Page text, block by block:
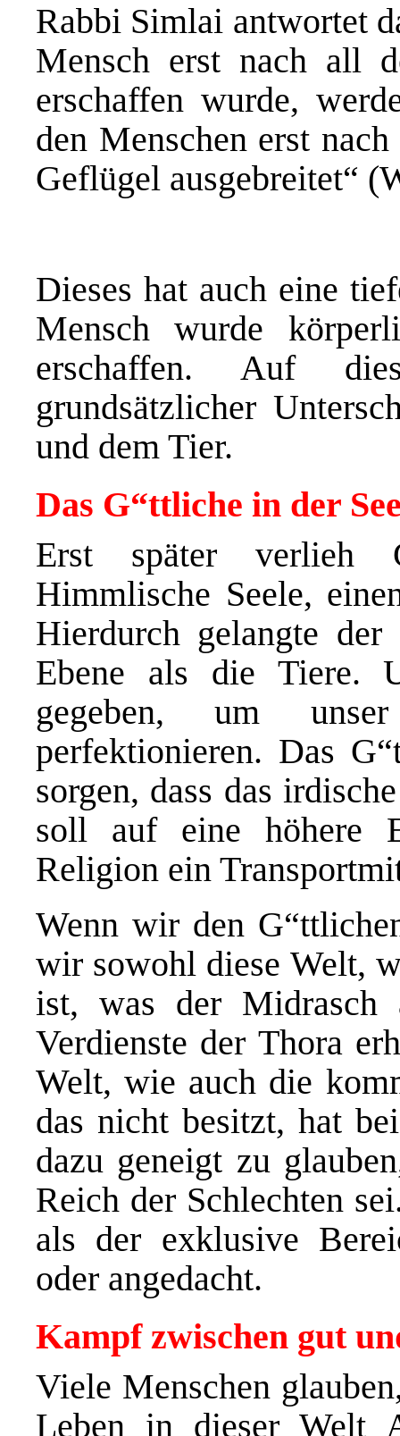
Rabbi Simlai antwortet
Mensch erst nach all
erschaffen wurde,
den Menschen erst
Geflügel ausgebreitet“
Dieses hat auch eine
Mensch wurde
erschaffen. Auf
grundsätzlicher
und dem Tier.
Das G“ttliche in der
Erst später verlieh
Himmlische Seele,
Hierdurch gelangte
Ebene als die Tiere.
gegeben, um
perfektionieren. Das
sorgen, dass das
soll auf eine höhere
Religion ein
Wenn wir den
wir sowohl diese Welt,
ist, was der Midrasch
Verdienste der Thora
Welt, wie auch die
das nicht besitzt, hat
dazu geneigt zu
Reich der Schlechten
als der exklusive
oder angedacht.
Kampf zwischen gut
Viele Menschen
Leben in dieser Welt